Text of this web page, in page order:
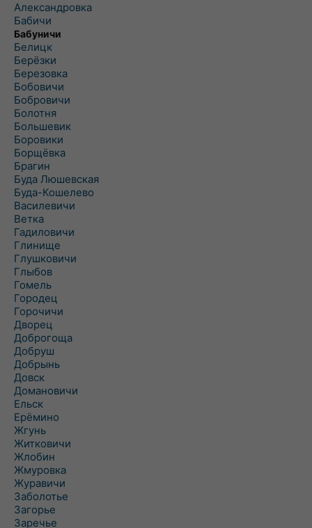
Александровка
Бабичи
Бабуничи
Белицк
Берёзки
Березовка
Бобовичи
Бобровичи
Болотня
Большевик
Боровики
Борщёвка
Брагин
Буда Люшевская
Буда-Кошелево
Василевичи
Ветка
Гадиловичи
Глинище
Глушковичи
Глыбов
Гомель
Городец
Горочичи
Дворец
Доброгоща
Добруш
Добрынь
Довск
Домановичи
Ельск
Ерёмино
Жгунь
Житковичи
Жлобин
Жмуровка
Журавичи
Заболотье
Загорье
Заречье